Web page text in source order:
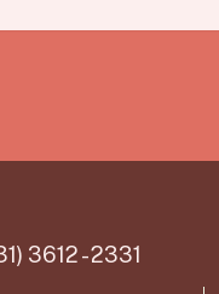
3612 - 2331